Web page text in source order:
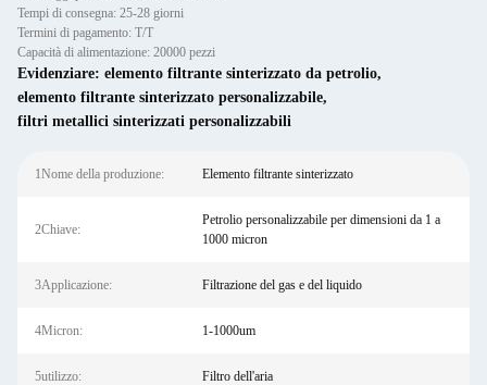
Tempi di consegna: 25-28 giorni
Termini di pagamento: T/T
Capacità di alimentazione: 20000 pezzi
Evidenziare: elemento filtrante sinterizzato da petrolio,
elemento filtrante sinterizzato personalizzabile,
filtri metallici sinterizzati personalizzabili
1Nome della produzione: Elemento filtrante sinterizzato
2Chiave:
Petrolio personalizzabile per dimensioni da 1 a
1000 micron
3Applicazione: Filtrazione del gas e del liquido
4Micron: 1-1000um
5utilizzo: Filtro dell'aria